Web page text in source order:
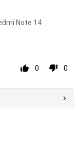
Note 14
0 0